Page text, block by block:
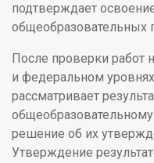
подтверждает
общеобразовательных
После проверки работ
и федеральном
рассматривает
решение об их
Утверждение